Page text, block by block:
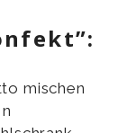
mischen